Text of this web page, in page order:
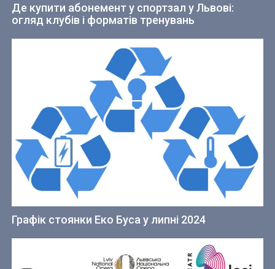
Де купити абонемент у спортзал у Львові:
огляд клубів і форматів тренувань
Графік стоянки Еко Буса у липні 2024